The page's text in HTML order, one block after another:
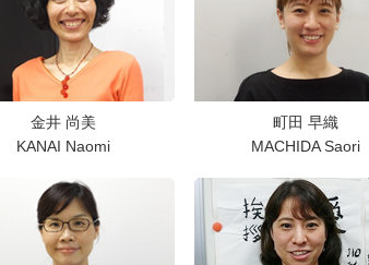
金井 尚美
KANAI Naomi
町田 早織
MACHIDA Saori